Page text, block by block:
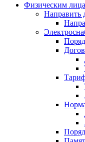
Физическим
Направить